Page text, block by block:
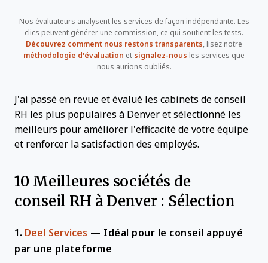
Nos évaluateurs analysent les services de façon indépendante. Les
clics peuvent générer une commission, ce qui soutient les tests.
Découvrez comment nous restons transparents, lisez notre
méthodologie d’évaluation et signalez-nous les services que
nous aurions oubliés.
J’ai passé en revue et évalué les cabinets de conseil
RH les plus populaires à Denver et sélectionné les
meilleurs pour améliorer l’efficacité de votre équipe
et renforcer la satisfaction des employés.
10 Meilleures sociétés de
conseil RH à Denver : Sélection
1. Deel Services — Idéal pour le conseil appuyé
par une plateforme